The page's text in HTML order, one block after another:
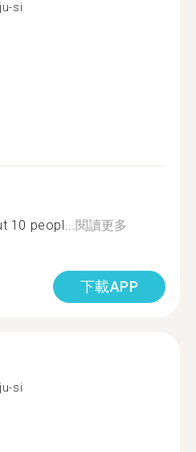
si
10 peopl... 閱讀更多
下載APP
si